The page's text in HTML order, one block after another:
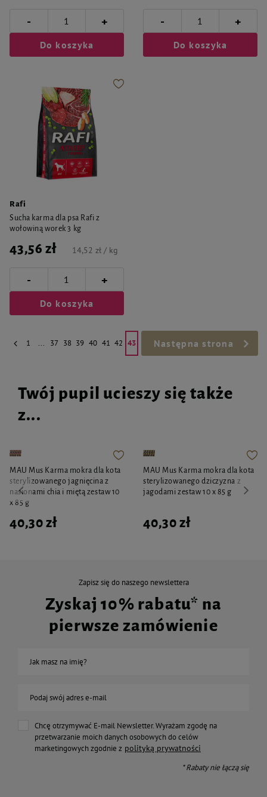
- +
Do koszyka
- +
Do koszyka
Rafi
Sucha karma dla psa Rafi z
wołowiną worek 3 kg
43,56 zł 14,52 zł / kg
- +
Do koszyka
1 ... 37 38 39 40 41 42 43 Następna strona
Twój pupil ucieszy się także
z...
MAU Mus Karma mokra dla kota
sterylizowanego jagnięcina z
nasionami chia i miętą zestaw 10
x 85 g
40,30 zł
MAU Mus Karma mokra dla kota
sterylizowanego dziczyzna z
jagodami zestaw 10 x 85 g
40,30 zł
Zapisz się do naszego newslettera
Zyskaj 10% rabatu* na
pierwsze zamówienie
Jak masz na imię?
Podaj swój adres e-mail
Chcę otrzymywać E-mail Newsletter. Wyrażam zgodę na
przetwarzanie moich danych osobowych do celów
marketingowych zgodnie z polityką prywatności
* Rabaty nie łączą się